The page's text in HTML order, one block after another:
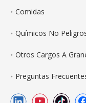
Comidas
Químicos No
Otros Cargos A
Preguntas